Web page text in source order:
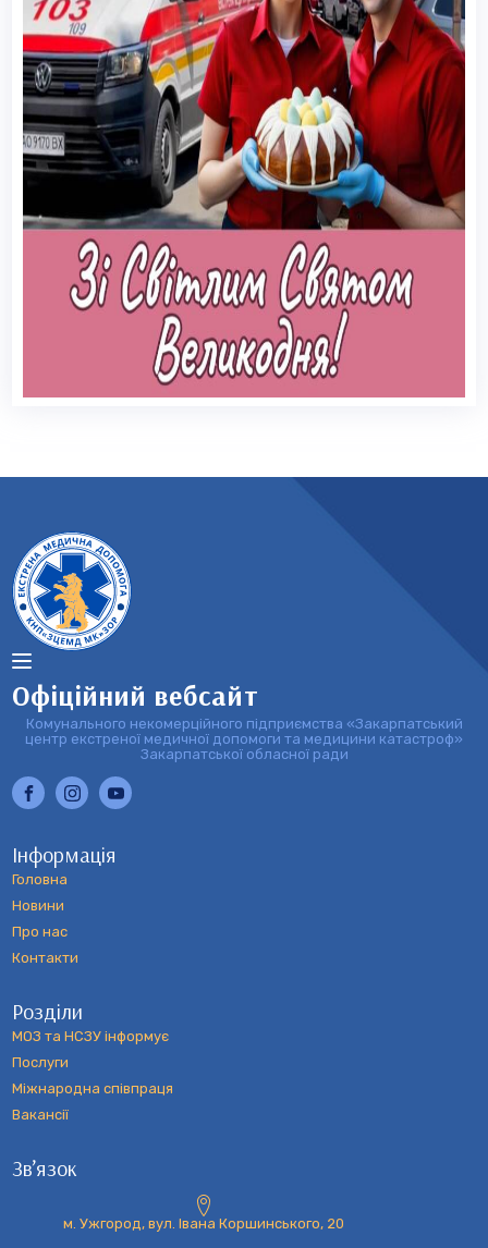
Офіційний вебсайт
Комунального некомерційного підприємства «Закарпатський
центр екстреної медичної допомоги та медицини катастроф»
Закарпатської обласної ради
Інформація
Головна
Новини
Про нас
Контакти
Розділи
МОЗ та НСЗУ інформує
Послуги
Міжнародна співпраця
Вакансії
Зв’язок
м. Ужгород, вул. Івана Коршинського, 20